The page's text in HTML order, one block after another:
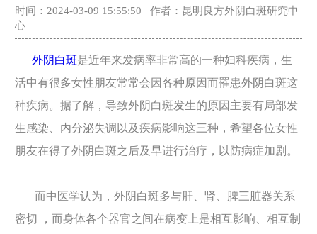
时间：2024-03-09 15:55:50
作者：昆明良方外阴白斑研究中
心
外阴白斑是近年来发病率非常高的一种妇科疾病，生
活中有很多女性朋友常常会因各种原因而罹患外阴白斑这
种疾病。据了解，导致外阴白斑发生的原因主要有局部发
生感染、内分泌失调以及疾病影响这三种，希望各位女性
朋友在得了外阴白斑之后及早进行治疗，以防病症加剧。
而中医学认为，外阴白斑多与肝、肾、脾三脏器关系
密切 ，而身体各个器官之间在病变上是相互影响、相互制